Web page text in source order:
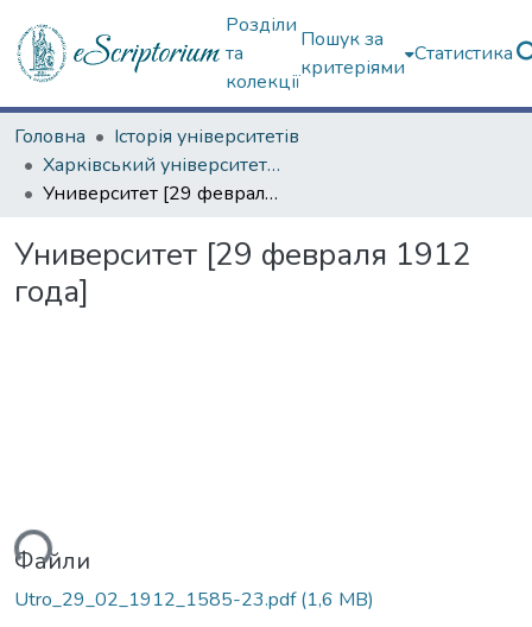
Розділи
та
колекції
Пошук за
критеріями
Статистика
Головна
Історія університетів
Харківський університет (сторінками періодичних видань)
Университет [29 февраля 1912 года]
Университет [29 февраля 1912
года]
Файли
Utro_29_02_1912_1585-23.pdf(1,6 MB)